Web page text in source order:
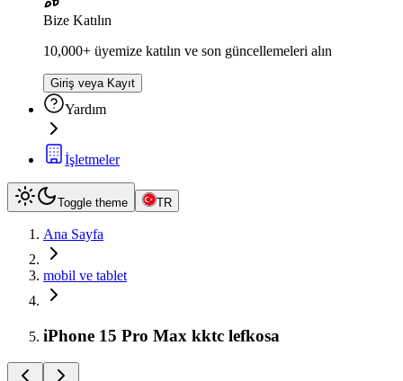
Bize Katılın
10,000+ üyemize katılın ve son güncellemeleri alın
Giriş veya Kayıt
Yardım
İşletmeler
Toggle theme TR
Ana Sayfa
mobil ve tablet
iPhone 15 Pro Max kktc lefkosa